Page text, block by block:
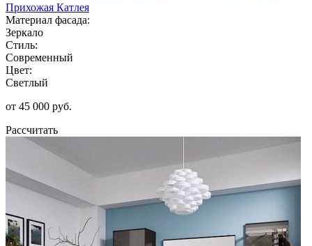
Прихожая Катлея
Материал фасада:
Зеркало
Стиль:
Современный
Цвет:
Светлый
от 45 000 руб.
Рассчитать